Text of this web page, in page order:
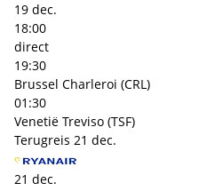
19 dec.
18:00
direct
19:30
Brussel Charleroi (CRL)
01:30
Venetië Treviso (TSF)
Terugreis 21 dec.
21 dec.